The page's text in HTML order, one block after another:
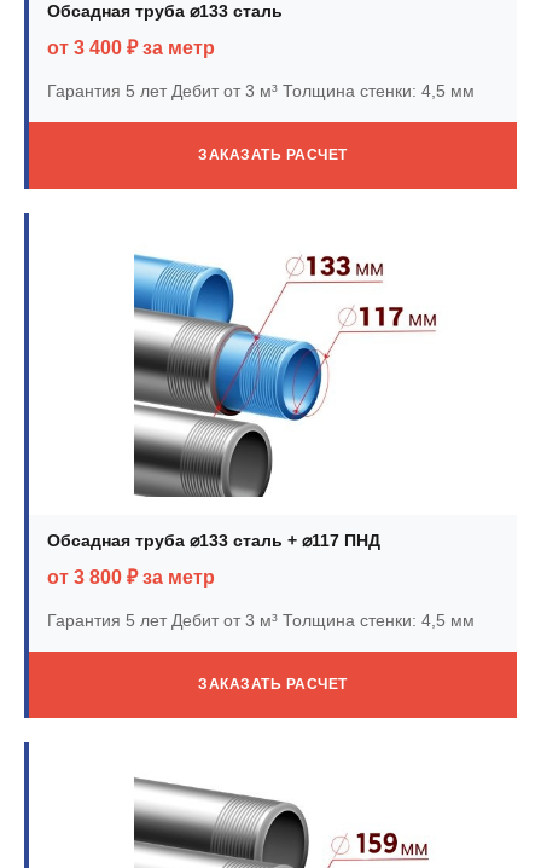
Обсадная труба ⌀133 сталь
от 3 400 ₽ за метр
Гарантия 5 летДебит от 3 м³ Толщина стенки: 4,5 мм
ЗАКАЗАТЬ РАСЧЕТ
Обсадная труба ⌀133 сталь + ⌀117 ПНД
от 3 800 ₽ за метр
Гарантия 5 летДебит от 3 м³ Толщина стенки: 4,5 мм
ЗАКАЗАТЬ РАСЧЕТ